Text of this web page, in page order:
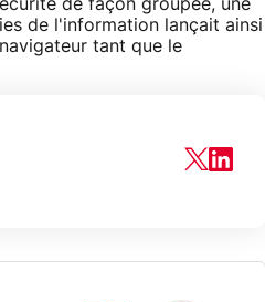
de façon groupée, une
de l'information lançait ainsi
tant que le